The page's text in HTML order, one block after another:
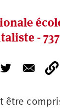
-
être